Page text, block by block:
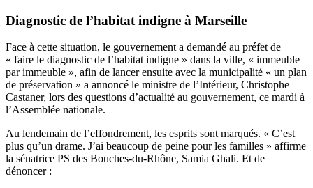
Diagnostic de l’habitat indigne à Marseille
Face à cette situation, le gouvernement a demandé au préfet de
« faire le diagnostic de l’habitat indigne » dans la ville, « immeuble
par immeuble », afin de lancer ensuite avec la municipalité « un plan
de préservation » a annoncé le ministre de l’Intérieur, Christophe
Castaner, lors des questions d’actualité au gouvernement, ce mardi à
l’Assemblée nationale.
Au lendemain de l’effondrement, les esprits sont marqués. « C’est
plus qu’un drame. J’ai beaucoup de peine pour les familles » affirme
la sénatrice PS des Bouches-du-Rhône, Samia Ghali. Et de
dénoncer :